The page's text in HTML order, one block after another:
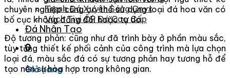
Tranh Đá Xuyên Sáng Onyx
Vách Tivi ỐP Đá Cao Cấp
Đá Nhân Tạo
0
Giỏ hàng
chuyên nghiệp cũng có thể sử dụng loại đá hoa văn có
bố cục không đăng đối hoặc tự do.
Độ tương phản: cũng như đã trình bày ở phần màu sắc,
tùy từng thiết kế phối cảnh của công trình mà lựa chọn
loại đá, màu sắc đá có sự tương phản hay tương hỗ để
tạo nên sự hòa hợp trong không gian.